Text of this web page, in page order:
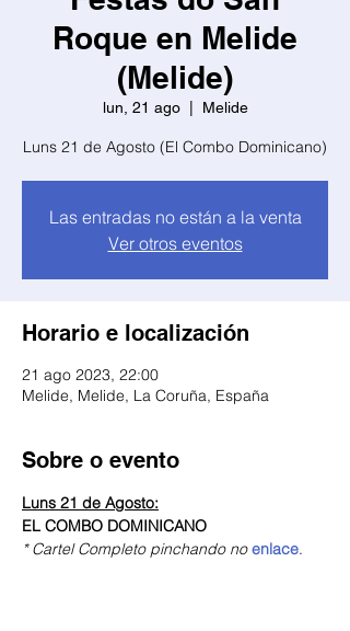
Roque en Melide
(Melide)
lun, 21 ago
  |
Melide
Luns 21 de Agosto (El Combo Dominicano)
Las entradas no están a la venta
Ver otros eventos
Horario e localización
21 ago 2023, 22:00
Melide, Melide, La Coruña, España
Sobre o evento
Luns 21 de Agosto:
EL COMBO DOMINICANO
* Cartel Completo pinchando no enlace.